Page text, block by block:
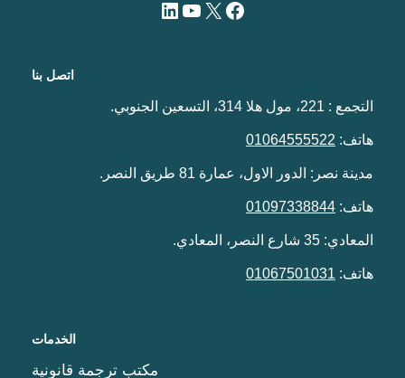
اتصل بنا
التجمع : 221، مول هلا 314، التسعين الجنوبي.
هاتف: 01064555522
مدينة نصر: الدور الاول، عمارة 81 طريق النصر.
هاتف: 01097338844
المعادي: 35 شارع النصر، المعادي.
هاتف: 01067501031
الخدمات
مكتب ترجمة قانونية